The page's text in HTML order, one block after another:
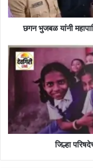
बोल
छगन भुजबळ यांनी
जिल्हा
परिषदेच्या
आठ
शाळांना
टाळं
जिल्हा